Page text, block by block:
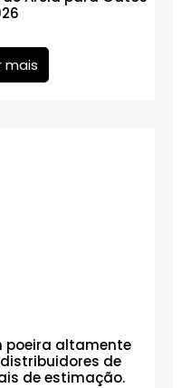
mais
poeira altamente
de
de estimação.